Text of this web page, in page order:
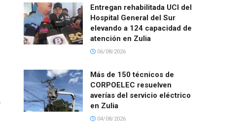
Entregan rehabilitada UCI del
Hospital General del Sur
elevando a 124 capacidad de
atención en Zulia
06/08/2026
Más de 150 técnicos de
CORPOELEC resuelven
averías del servicio eléctrico
en Zulia
04/08/2026